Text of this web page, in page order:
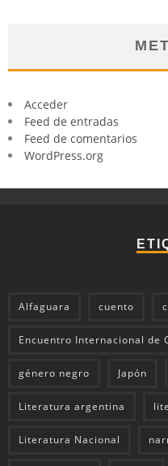
Acceder
Feed de entradas
Feed de comentarios
WordPress.org
Alfaguara cuento
Encuentro Internacional de
género negro Japón
Literatura argentina
Literatura Nacional